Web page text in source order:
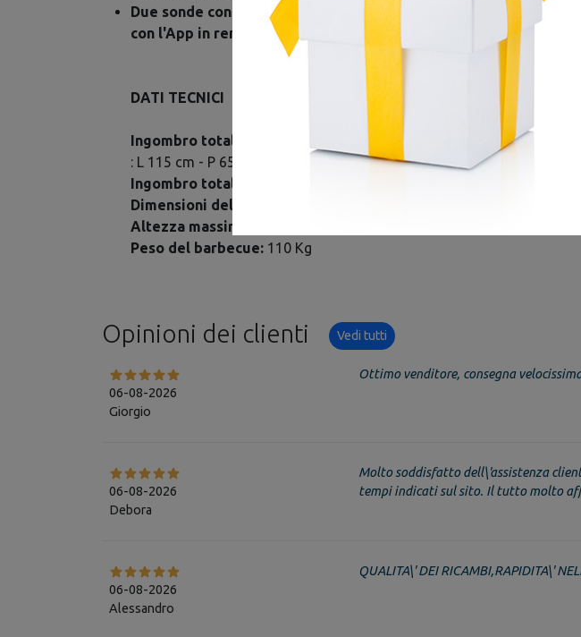
Due sonde connesse direttamente con il pannello di controllo e
con l'App in remoto
DATI TECNICI
Ingombro totale coperchio chiuso
: L 115 cm - P 65 cm
Ingombro totale coperchio aperto:
Dimensioni della griglia di cottura principale:
Altezza massima coperchio aperto dal piano di cottura:
Peso del barbecue: 110 Kg
Opinioni dei clienti Vedi tutti
06-08-2026
Giorgio
Ottimo venditore, consegna
06-08-2026
Debora
Molto soddisfatto dell\'assistenza
tempi indicati sul sito. Il tutto molto
06-08-2026
Alessandro
QUALITA\' DEI RICAMBI,RAPIDITA\'